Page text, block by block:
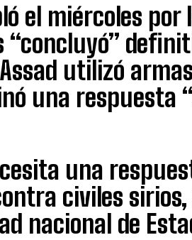
el miércoles por
“concluyó”
utilizó
una respuesta
una
civiles
nacional de